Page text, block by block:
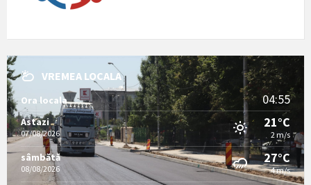
VREMEA LOCALA
Ora locala 04:55
Astazi
07/08/2026
21°C
2 m/s
sâmbătă
08/08/2026
27°C
4 m/s